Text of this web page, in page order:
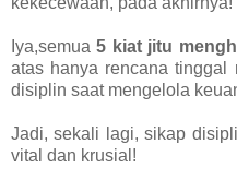
Iya,semua5 kiat jitu
atas hanya rencana tinggal
disiplin saat mengelola
Jadi, sekali lagi, sikap
vital dan krusial!